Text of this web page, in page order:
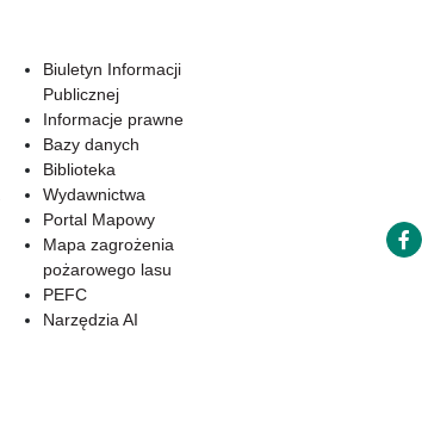
Biuletyn Informacji
Publicznej
Informacje prawne
Bazy danych
Biblioteka
Wydawnictwa
Portal Mapowy
Mapa zagrożenia
pożarowego lasu
PEFC
Narzędzia AI